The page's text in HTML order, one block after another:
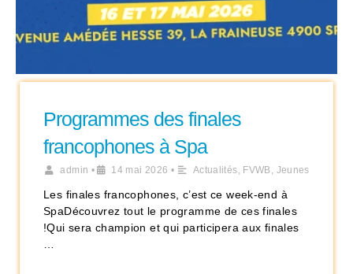
Programmes des finales
francophones à Spa
admin • 14 mai 2026 • Actualités, FVWB, Jeunes
Les finales francophones, c’est ce week-end à
SpaDécouvrez tout le programme de ces finales
!Qui sera champion et qui participera aux finales
…